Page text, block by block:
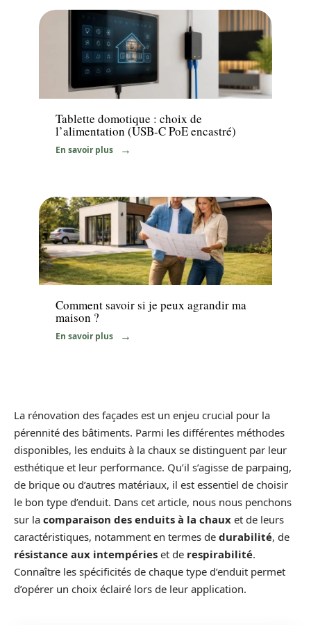
Equipement
Tablette domotique : choix de
l’alimentation (USB-C PoE encastré)
En savoir plus
Travaux
Comment savoir si je peux agrandir ma
maison ?
En savoir plus
La rénovation des façades est un enjeu crucial pour la
pérennité des bâtiments. Parmi les différentes méthodes
disponibles, les enduits à la chaux se distinguent par leur
esthétique et leur performance. Qu’il s’agisse de parpaing,
de brique ou d’autres matériaux, il est essentiel de choisir
le bon type d’enduit. Dans cet article, nous nous penchons
sur la comparaison des enduits à la chaux et de leurs
caractéristiques, notamment en termes de durabilité, de
résistance aux intempéries et de respirabilité.
Connaître les spécificités de chaque type d’enduit permet
d’opérer un choix éclairé lors de leur application.